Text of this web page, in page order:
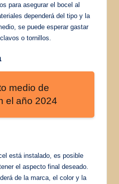
para asegurar el bocel al
dependerá del tipo y la
se puede esperar gastar
o tornillos.
medio de
el año 2024
está instalado, es posible
el aspecto final deseado.
de la marca, el color y la